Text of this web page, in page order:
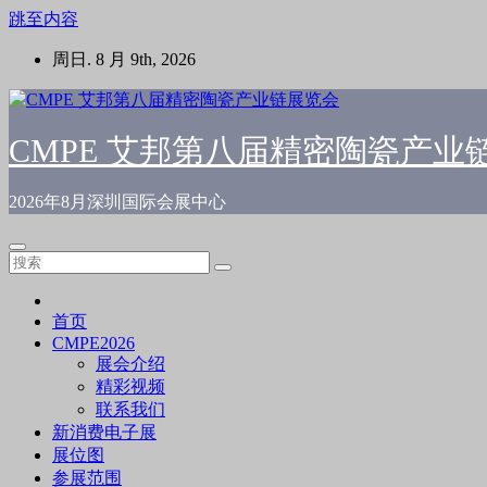
跳至内容
周日. 8 月 9th, 2026
CMPE 艾邦第八届精密陶瓷产业
2026年8月深圳国际会展中心
首页
CMPE2026
展会介绍
精彩视频
联系我们
新消费电子展
展位图
参展范围